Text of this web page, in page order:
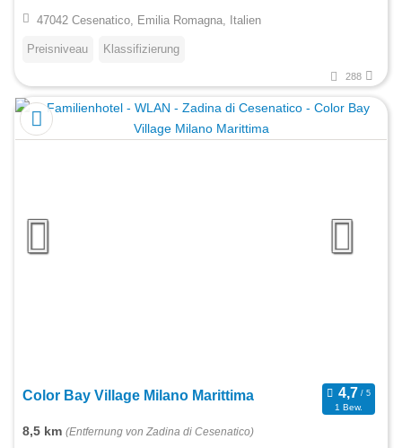
47042 Cesenatico, Emilia Romagna, Italien
Preisniveau Klassifizierung
288
Color Bay Village Milano Marittima
1 Bew.
8,5 km (Entfernung von Zadina di Cesenatico)